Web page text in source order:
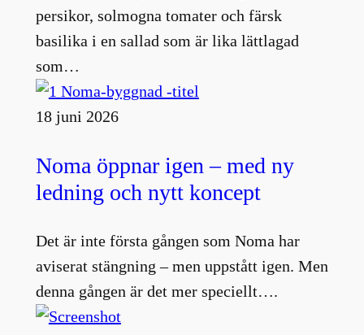
persikor, solmogna tomater och färsk
basilika i en sallad som är lika lättlagad
som…
18 juni 2026
Noma öppnar igen – med ny
ledning och nytt koncept
Det är inte första gången som Noma har
aviserat stängning – men uppstått igen. Men
denna gången är det mer speciellt….